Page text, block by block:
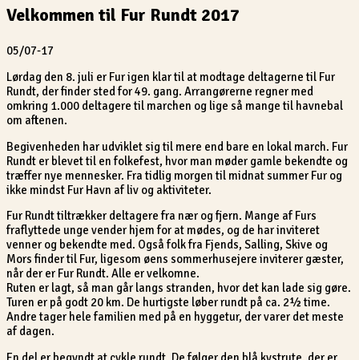
Velkommen til Fur Rundt 2017
05/07-17
Lørdag den 8. juli er Fur igen klar til at modtage deltagerne til Fur
Rundt, der finder sted for 49. gang. Arrangørerne regner med
omkring 1.000 deltagere til marchen og lige så mange til havnebal
om aftenen.
Begivenheden har udviklet sig til mere end bare en lokal march. Fur
Rundt er blevet til en folkefest, hvor man møder gamle bekendte og
træffer nye mennesker. Fra tidlig morgen til midnat summer Fur og
ikke mindst Fur Havn af liv og aktiviteter.
Fur Rundt tiltrækker deltagere fra nær og fjern. Mange af Furs
fraflyttede unge vender hjem for at mødes, og de har inviteret
venner og bekendte med. Også folk fra Fjends, Salling, Skive og
Mors finder til Fur, ligesom øens sommerhusejere inviterer gæster,
når der er Fur Rundt. Alle er velkomne.
Ruten er lagt, så man går langs stranden, hvor det kan lade sig gøre.
Turen er på godt 20 km. De hurtigste løber rundt på ca. 2½ time.
Andre tager hele familien med på en hyggetur, der varer det meste
af dagen.